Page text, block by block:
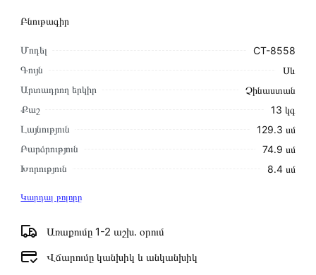
Բնութագիր
Մոդել
CT-8558
Գույն
Սև
Արտադրող երկիր
Չինաստան
Քաշ
13 կգ
Լայնություն
129․3 սմ
Բարձրություն
74․9 սմ
Խորություն
8․4 սմ
Կարդալ բոլորը
Առաքումը 1-2 աշխ․ օրում
Վճարումը կանխիկ և անկանխիկ